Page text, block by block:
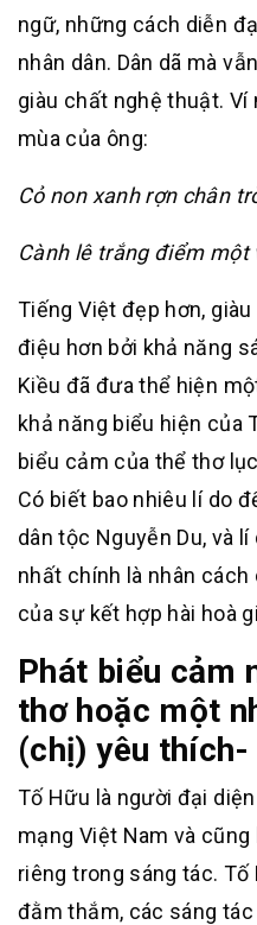
ngữ, những cách diễn
nhân dân. Dân dã mà
giàu chất nghệ thuật.
mùa của ông:
Cỏ non xanh rợn chân
Cành lê trắng điểm một
Tiếng Việt đẹp hơn,
điệu hơn bởi khả năng
Kiều đã đưa thể hiện
khả năng biểu hiện của
biểu cảm của thể thơ
Có biết bao nhiêu lí do
dân tộc Nguyễn Du, và
nhất chính là nhân cách
của sự kết hợp hài hoà
Phát biểu cảm
thơ hoặc một
(chị) yêu thích-
Tố Hữu là người đại
mạng Việt Nam và
riêng trong sáng tác.
đằm thắm, các sáng